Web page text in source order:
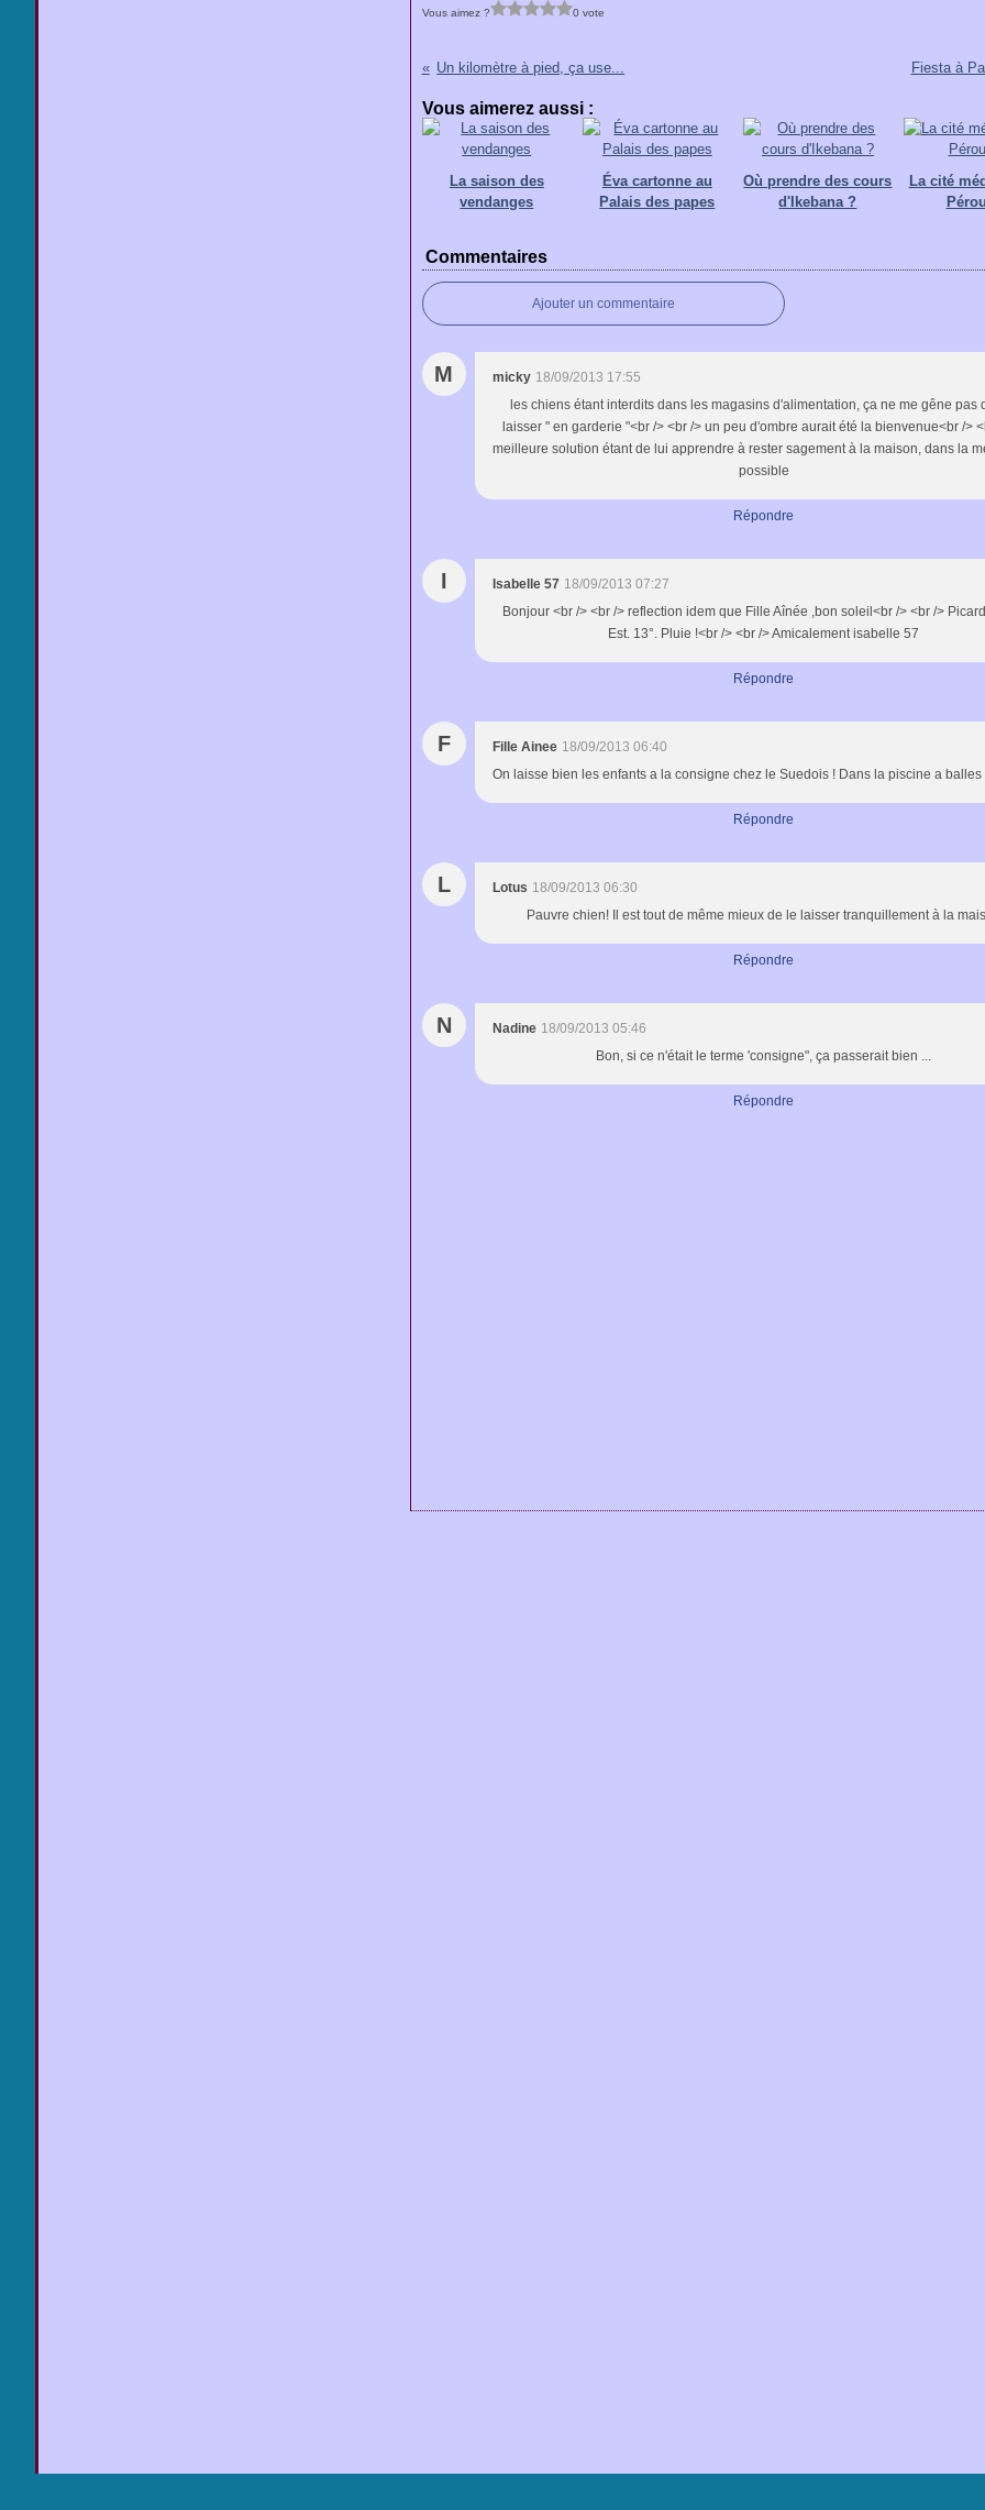
Vous aimez ? 0 vote
Un kilomètre à pied, ça use... Fiesta à
Vous aimerez aussi :
La saison des
vendanges
Éva cartonne au
Palais des papes
Où prendre des cours
d'Ikebana ?
La cité
Commentaires
Ajouter un commentaire
M micky 18/09/2013 17:55
les chiens étant interdits dans les magasins d'alimentation, ça ne me gêne pas
laisser " en garderie "<br /> <br /> un peu d'ombre aurait été la bienvenue<br />
meilleure solution étant de lui apprendre à rester sagement à la maison, dans la
possible
Répondre
I Isabelle 57 18/09/2013 07:27
Bonjour <br /> <br /> reflection idem que Fille Aînée ,bon soleil<br /> <br />
Est. 13°. Pluie !<br /> <br /> Amicalement isabelle 57
Répondre
F Fille Ainee 18/09/2013 06:40
On laisse bien les enfants a la consigne chez le Suedois ! Dans la piscine a balles
Répondre
L Lotus 18/09/2013 06:30
Pauvre chien! Il est tout de même mieux de le laisser tranquillement à la
Répondre
N Nadine 18/09/2013 05:46
Bon, si ce n'était le terme 'consigne", ça passerait bien ...
Répondre